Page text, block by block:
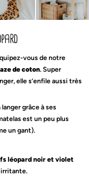
vous de notre
de coton. Super
elle s’enfile aussi très
grâce à ses
est un peu plus
un gant).
léopard noir et violet